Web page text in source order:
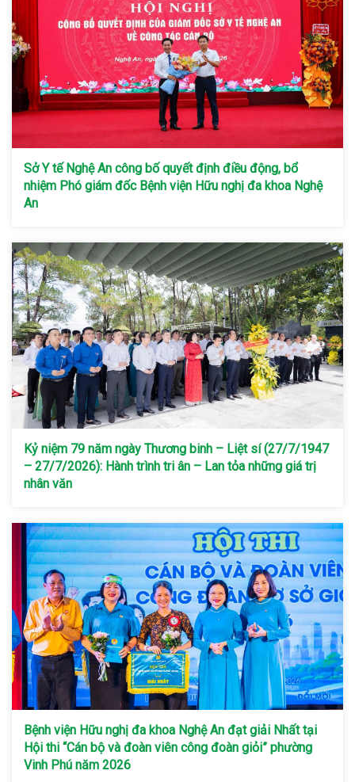
Sở Y tế Nghệ An công bố quyết định điều động, bổ
nhiệm Phó giám đốc Bệnh viện Hữu nghị đa khoa Nghệ
An
Kỷ niệm 79 năm ngày Thương binh – Liệt sí (27/7/1947
– 27/7/2026): Hành trình tri ân – Lan tỏa những giá trị
nhân văn
Bệnh viện Hữu nghị đa khoa Nghệ An đạt giải Nhất tại
Hội thi “Cán bộ và đoàn viên công đoàn giỏi” phường
Vinh Phú năm 2026